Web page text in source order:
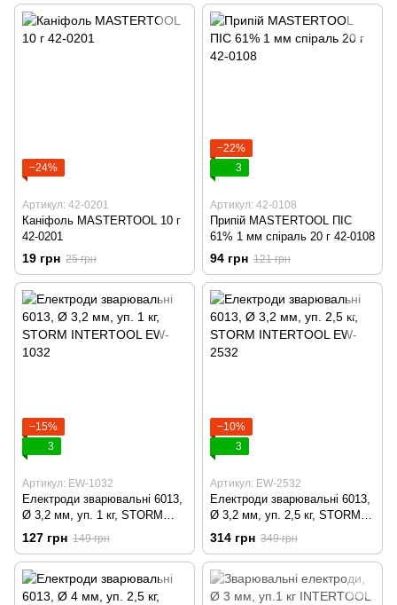
−24%
Артикул: 42-0201
Каніфоль MASTERTOOL 10 г
42-0201
19 грн 25 грн
−22%
3
Артикул: 42-0108
Припій MASTERTOOL ПІС
61% 1 мм спіраль 20 г 42-0108
94 грн 121 грн
−15%
3
Артикул: EW-1032
Електроди зварювальні 6013,
Ø 3,2 мм, уп. 1 кг, STORM
INTERTOOL EW-1032
127 грн 149 грн
−10%
3
Артикул: EW-2532
Електроди зварювальні 6013,
Ø 3,2 мм, уп. 2,5 кг, STORM
INTERTOOL EW-2532
314 грн 349 грн